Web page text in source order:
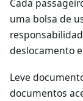
Cada
uma bolsa de
deslocamento
Leve
documentos